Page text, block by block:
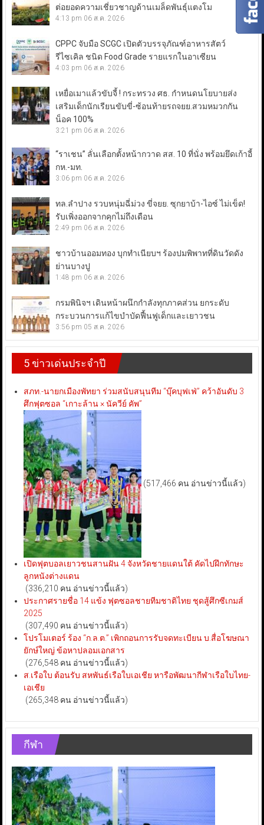
ต่อยอดความเชี่ยวชาญด้านเมล็ดพันธุ์แตงโม
4:13 pm 06 ส.ค. 2026
CPPC จับมือ SCGC เปิดตัวบรรจุภัณฑ์อาหารสัตว์
รีไซเคิล ชนิด Food Grade รายแรกในอาเซียน
4:03 pm 06 ส.ค. 2026
เหยื่อเมาแล้วขับจี้ ! กระทรวง ศธ. กำหนดนโยบายส่ง
เสริมเด็กนักเรียนขับขี่-ซ้อนท้ายรถจยย.สวมหมวกกัน
น็อค 100%
3:21 pm 06 ส.ค. 2026
“ราเชน” ลั่นเลือกตั้งหน้ากวาด สส. 10 ที่นั่ง พร้อมยึดเก้าอี้
กห.-มท.
3:06 pm 06 ส.ค. 2026
ทล.ลำปาง รวบหนุ่มฉี่ม่วง ขี่จยย. ซุกยาบ้า-ไอซ์ ไม่เข็ด!
รับเพิ่งออกจากคุกไม่ถึงเดือน
2:49 pm 06 ส.ค. 2026
ชาวบ้านออมทอง บุกทำเนียบฯ ร้องปมพิพาทที่ดินวัดดัง
ย่านบางปู
1:48 pm 06 ส.ค. 2026
กรมพินิจฯ เดินหน้าผนึกกำลังทุกภาคส่วน ยกระดับ
กระบวนการแก้ไขบำบัดฟื้นฟูเด็กและเยาวชน
3:56 pm 05 ส.ค. 2026
5 ข่าวเด่นประจำปี
สภท.-นายกเมืองพัทยา ร่วมสนับสนุนทีม “บุ๊คบุฟเฟ่” คว้าอันดับ 3
ศึกฟุตซอล “เกาะล้าน × นัควีย์ คัพ”
(517,466 คน อ่านข่าวนี้แล้ว)
เปิดฟุตบอลเยาวชนสานฝัน 4 จังหวัดชายแดนใต้ คัดไปฝึกทักษะ
ลูกหนังต่างแดน
(336,210 คน อ่านข่าวนี้แล้ว)
ประกาศรายชื่อ 14 แข้ง ฟุตซอลชายทีมชาติไทย ชุดสู้ศึกซีเกมส์
2025
(307,490 คน อ่านข่าวนี้แล้ว)
โปรโมเตอร์ ร้อง “ก.ล.ต.” เพิกถอนการรับจดทะเบียน บ.สื่อโฆษณา
ยักษ์ใหญ่ ข้อหาปลอมเอกสาร
(276,548 คน อ่านข่าวนี้แล้ว)
ส.เรือใบ ต้อนรับ สหพันธ์เรือใบเอเชีย หารือพัฒนากีฬาเรือใบไทย-
เอเชีย
(265,348 คน อ่านข่าวนี้แล้ว)
กีฬา